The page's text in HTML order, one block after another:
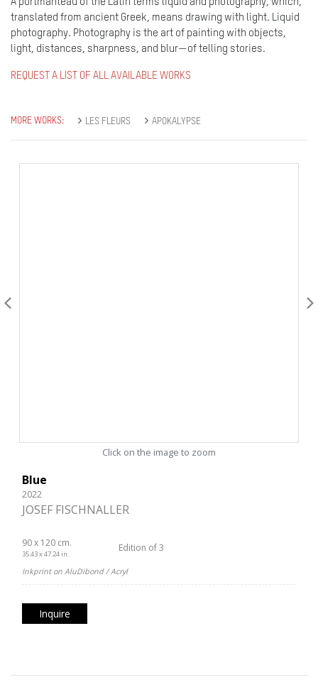
translated from ancient Greek, means drawing with light. Liquid
photography. Photography is the art of painting with objects,
light, distances, sharpness, and blur—of telling stories.
REQUEST A LIST OF ALL AVAILABLE WORKS
MORE WORKS: LES FLEURS APOKALYPSE
Click on the image to zoom
Blue
2022
JOSEF FISCHNALLER
90 x 120 cm.
35.43 x 47.24 in.
Edition of 3
Inkprint on AluDibond / Acryl
Inquire